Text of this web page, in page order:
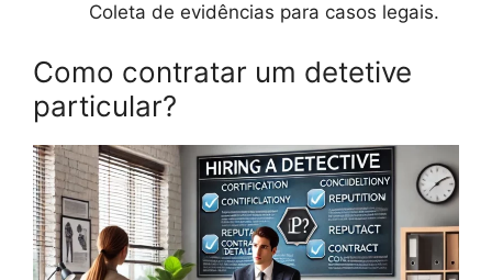
Coleta de evidências para casos legais.
Como contratar um detetive
particular?